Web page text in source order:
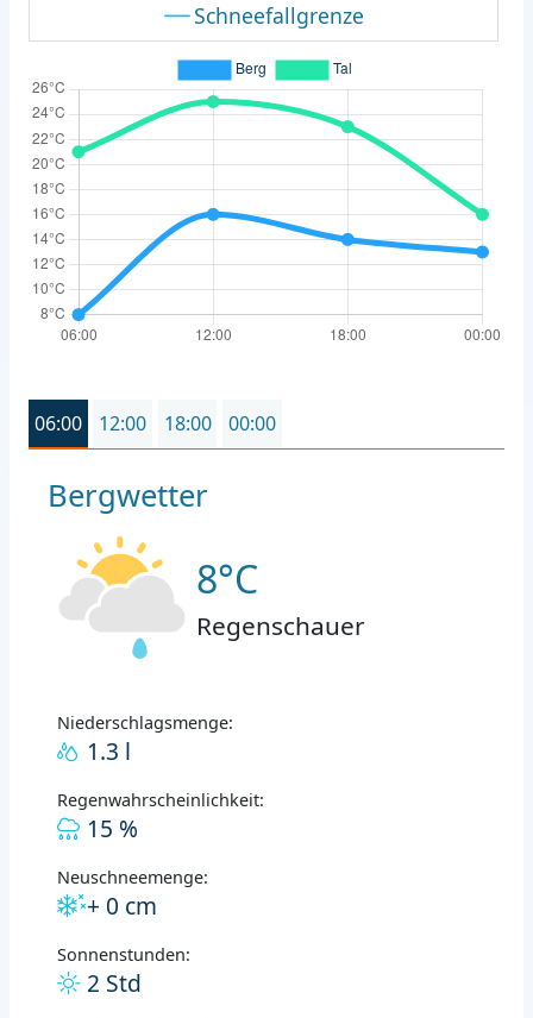
Schneefallgrenze
06:00 12:00 18:00 00:00
Bergwetter
8°C
Regenschauer
Niederschlagsmenge:
1.3 l
Regenwahrscheinlichkeit:
15 %
Neuschneemenge:
+ 0 cm
Sonnenstunden:
2 Std